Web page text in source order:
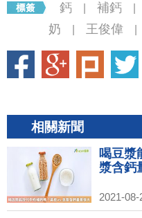
鈣 補鈣
奶
王俊偉
相關新聞
喝豆漿
漿含鈣
2021-08-